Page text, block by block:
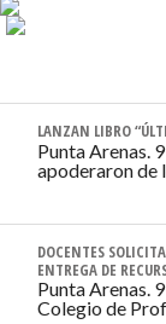
LANZAN LIBRO
Punta Arenas.
apoderaron de
DOCENTES
ENTREGA DE
Punta Arenas.
Colegio de